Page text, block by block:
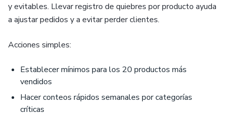
y evitables. Llevar registro de quiebres por producto ayuda
a ajustar pedidos y a evitar perder clientes.
Acciones simples:
Establecer mínimos para los 20 productos más
vendidos
Hacer conteos rápidos semanales por categorías
críticas